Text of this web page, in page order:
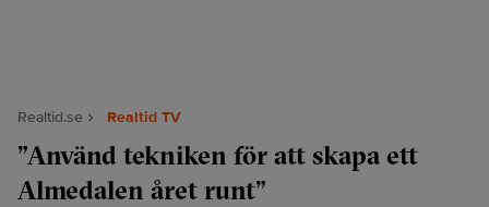
Realtid.se Realtid TV
”Använd tekniken för att skapa ett
Almedalen året runt”